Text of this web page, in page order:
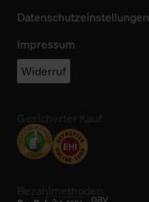
Datenschutzeinstellungen
Impressum
Widerruf